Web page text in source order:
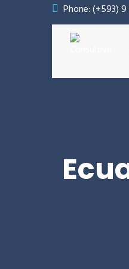
Phone: (+593)